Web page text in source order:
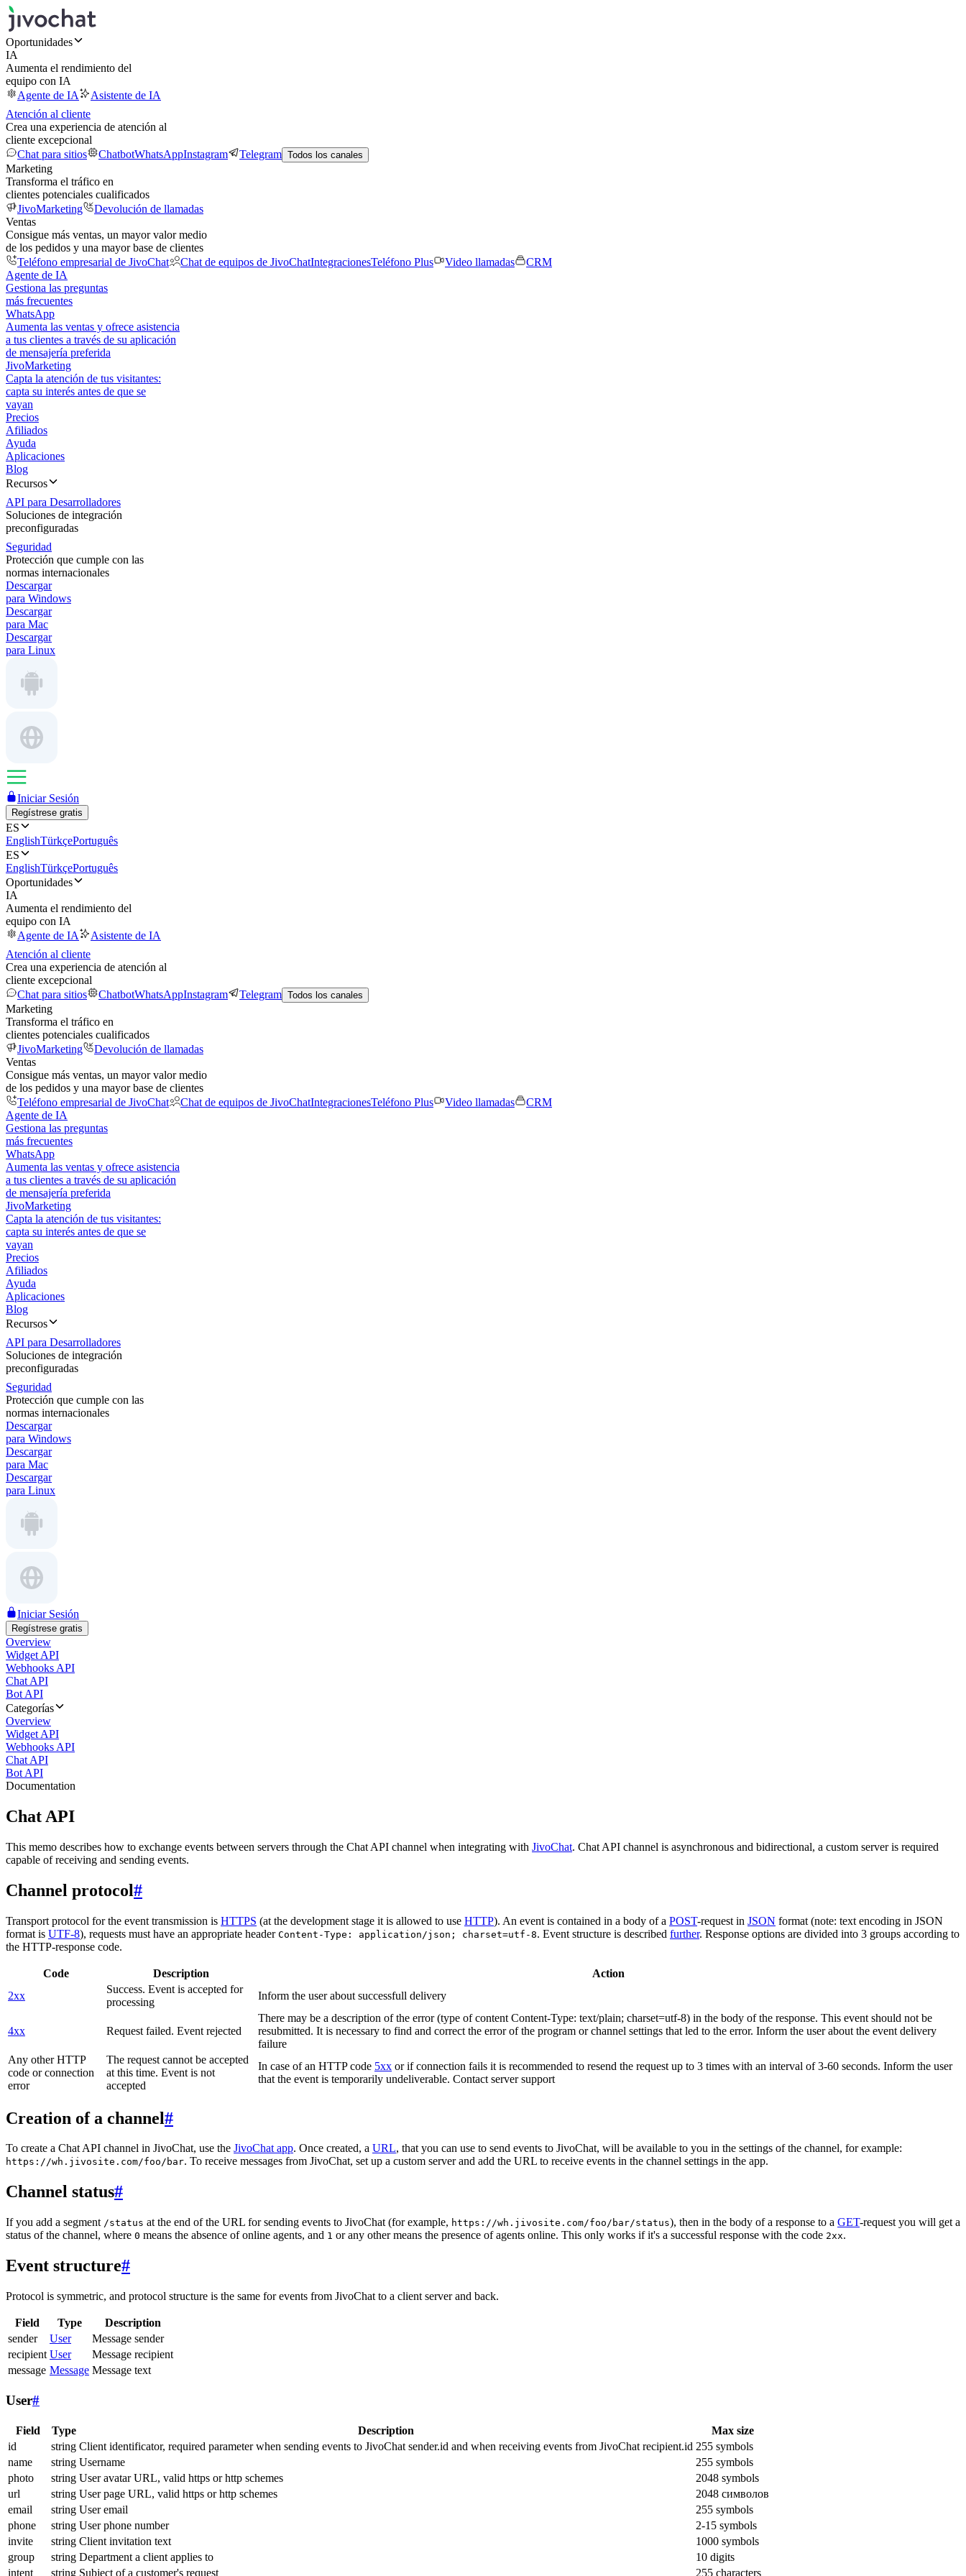
Oportunidades
IA
Aumenta el rendimiento del
equipo con IA
Agente de IA
Asistente de IA
Atención al cliente
Crea una experiencia de atención al
cliente excepcional
Chat para sitios
ChatbotWhatsAppInstagram Telegram Todos los canales
Marketing
Transforma el tráfico en
clientes potenciales cualificados
JivoMarketing
Devolución de llamadas
Ventas
Consigue más ventas, un mayor valor medio
de los pedidos y una mayor base de clientes
Teléfono empresarial de JivoChat
Chat de equipos de JivoChatIntegracionesTeléfono Plus Video llamadas
CRM
Agente de IA
Gestiona las preguntas
más frecuentes
WhatsApp
Aumenta las ventas y ofrece asistencia
a tus clientes a través de su aplicación
de mensajería preferida
JivoMarketing
Capta la atención de tus visitantes:
capta su interés antes de que se
vayan
Precios
Afiliados
Ayuda
Aplicaciones
Blog
Recursos
API para Desarrolladores
Soluciones de integración
preconfiguradas
Seguridad
Protección que cumple con las
normas internacionales
Descargar
para Windows
Descargar
para Mac
Descargar
para Linux
Iniciar Sesión
Regístrese gratis
ES
EnglishTürkçePortuguês
ES
EnglishTürkçePortuguês
Oportunidades
IA
Aumenta el rendimiento del
equipo con IA
Agente de IA
Asistente de IA
Atención al cliente
Crea una experiencia de atención al
cliente excepcional
Chat para sitios
ChatbotWhatsAppInstagram Telegram Todos los canales
Marketing
Transforma el tráfico en
clientes potenciales cualificados
JivoMarketing
Devolución de llamadas
Ventas
Consigue más ventas, un mayor valor medio
de los pedidos y una mayor base de clientes
Teléfono empresarial de JivoChat
Chat de equipos de JivoChatIntegracionesTeléfono Plus Video llamadas
CRM
Agente de IA
Gestiona las preguntas
más frecuentes
WhatsApp
Aumenta las ventas y ofrece asistencia
a tus clientes a través de su aplicación
de mensajería preferida
JivoMarketing
Capta la atención de tus visitantes:
capta su interés antes de que se
vayan
Precios
Afiliados
Ayuda
Aplicaciones
Blog
Recursos
API para Desarrolladores
Soluciones de integración
preconfiguradas
Seguridad
Protección que cumple con las
normas internacionales
Descargar
para Windows
Descargar
para Mac
Descargar
para Linux
Iniciar Sesión
Regístrese gratis
Overview
Widget API
Webhooks API
Chat API
Bot API
Categorías
Overview
Widget API
Webhooks API
Chat API
Bot API
Documentation
Chat API
This memo describes how to exchange events between servers through the Chat API channel when integrating with JivoChat. Chat API channel is asynchronous and bidirectional, a custom server is required
capable of receiving and sending events.
Channel protocol#
Transport protocol for the event transmission is HTTPS (at the development stage it is allowed to use HTTP). An event is contained in a body of a POST-request in JSON format (note: text encoding in JSON
format is UTF-8), requests must have an appropriate header Content-Type: application/json; charset=utf-8. Event structure is described further. Response options are divided into 3 groups according to
the HTTP-response code.
Code Description
Action
2xx
Success. Event is accepted for
processing
Inform the user about successfull delivery
4xx Request failed. Event rejected
There may be a description of the error (type of content Content-Type: text/plain; charset=utf-8) in the body of the response. This event should not be
resubmitted. It is necessary to find and correct the error of the program or channel settings that led to the error. Inform the user about the event delivery
failure
Any other HTTP
code or connection
error
The request cannot be accepted
at this time. Event is not
accepted
In case of an HTTP code 5xx or if connection fails it is recommended to resend the request up to 3 times with an interval of 3-60 seconds. Inform the user
that the event is temporarily undeliverable. Contact server support
Creation of a channel#
To create a Chat API channel in JivoChat, use the JivoChat app. Once created, a URL, that you can use to send events to JivoChat, will be available to you in the settings of the channel, for example:
https://wh.jivosite.com/foo/bar. To receive messages from JivoChat, set up a custom server and add the URL to receive events in the channel settings in the app.
Channel status#
If you add a segment /status at the end of the URL for sending events to JivoChat (for example, https://wh.jivosite.com/foo/bar/status), then in the body of a response to a GET-request you will get a
status of the channel, where 0 means the absence of online agents, and 1 or any other means the presence of agents online. This only works if it's a successful response with the code 2xx.
Event structure#
Protocol is symmetric, and protocol structure is the same for events from JivoChat to a client server and back.
Field Type
Description
sender
User
Message sender
recipient User
Message recipient
message Message Message text
User#
Field Type Description
Max size
id
string Client identificator, required parameter when sending events to JivoChat sender.id and when receiving events from JivoChat recipient.id 255 symbols
name
string Username
255 symbols
photo
string User avatar URL, valid https or http schemes
2048 symbols
url
string User page URL, valid https or http schemes
2048 символов
email
string User email
255 symbols
phone
string User phone number
2-15 symbols
invite
string Client invitation text
1000 symbols
group
string Department a client applies to
10 digits
intent
string Subject of a customer's request 255 characters